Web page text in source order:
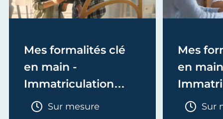
Mes formalités clé
en main -
Immatriculation
(EI/Micro-entreprise
Durée :
Sur mesure
Mes
en
Sur